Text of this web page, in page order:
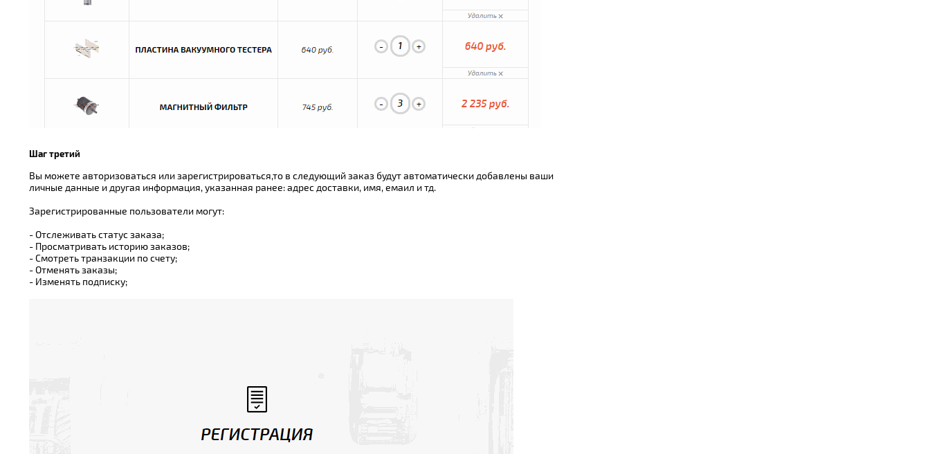
Шаг третий
Вы можете авторизоваться или зарегистрироваться,то в следующий заказ будут автоматически добавлены ваши
личные данные и другая информация, указанная ранее: адрес доставки, имя, емаил и тд.
Зарегистрированные пользователи могут:
- Отслеживать статус заказа;
- Просматривать историю заказов;
- Смотреть транзакции по счету;
- Отменять заказы;
- Изменять подписку;